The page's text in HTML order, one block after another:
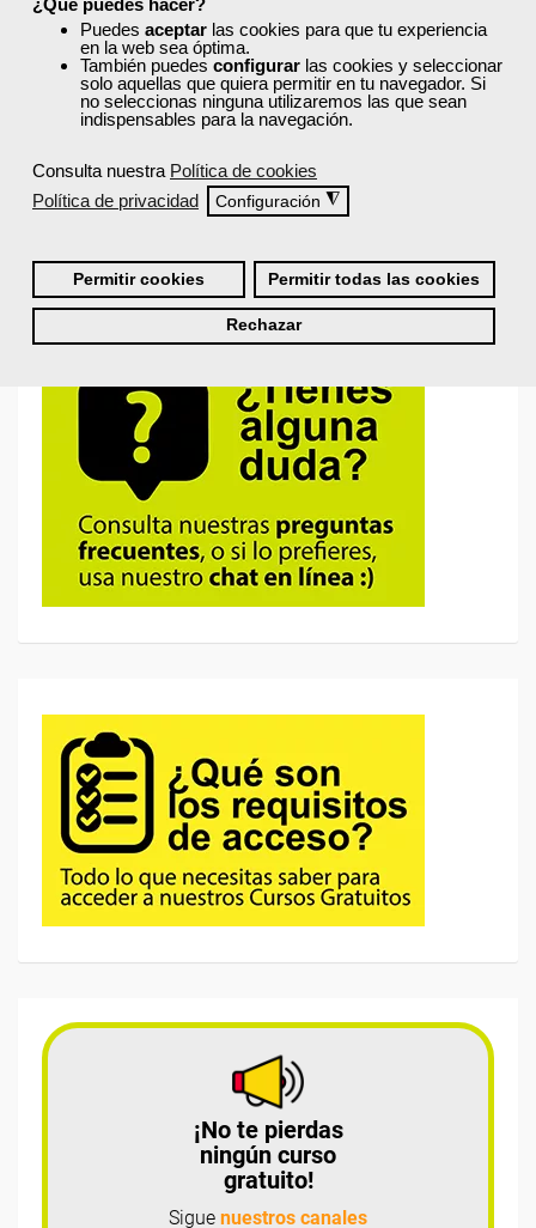
Puedes aceptar las cookies para que tu experiencia
en la web sea óptima.
También puedes configurar las cookies y seleccionar
solo aquellas que quiera permitir en tu navegador. Si
no seleccionas ninguna utilizaremos las que sean
indispensables para la navegación.
Consulta nuestra Política de cookies
Política de privacidad
Configuración ◮
Permitir cookies Permitir todas las cookies
Rechazar
Recordarme
¡No te pierdas
ningún curso
gratuito!
Sigue nuestros canales